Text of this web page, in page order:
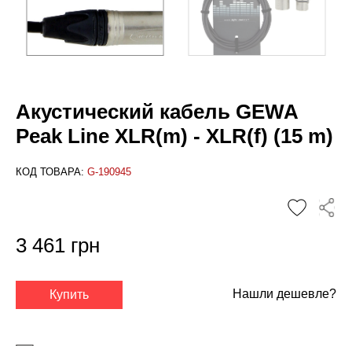
Акустический кабель GEWA
Peak Line XLR(m) - XLR(f) (15 m)
КОД ТОВАРА: G-190945
✕
3 461 грн
Купить Нашли дешевле?